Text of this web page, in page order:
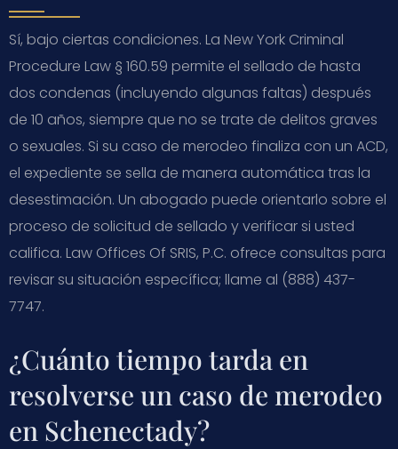
Sí, bajo ciertas condiciones. La New York Criminal
Procedure Law § 160.59 permite el sellado de hasta
dos condenas (incluyendo algunas faltas) después
de 10 años, siempre que no se trate de delitos graves
o sexuales. Si su caso de merodeo finaliza con un ACD,
el expediente se sella de manera automática tras la
desestimación. Un abogado puede orientarlo sobre el
proceso de solicitud de sellado y verificar si usted
califica. Law Offices Of SRIS, P.C. ofrece consultas para
revisar su situación específica; llame al (888) 437-
7747.
¿Cuánto tiempo tarda en
resolverse un caso de merodeo
en Schenectady?